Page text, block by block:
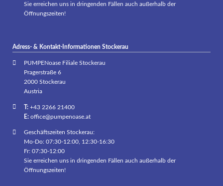
Sie erreichen uns in dringenden Fällen auch außerhalb der
Öffnungszeiten!
Adress- & Kontakt-Informationen Stockerau
PUMPENoase Filiale Stockerau
Pragerstraße 6
2000 Stockerau
Austria
T:+43 2266 21400
E: office@pumpenoase.at
Geschäftszeiten Stockerau:
Mo-Do: 07:30-12:00, 12:30-16:30
Fr: 07:30-12:00
Sie erreichen uns in dringenden Fällen auch außerhalb der
Öffnungszeiten!